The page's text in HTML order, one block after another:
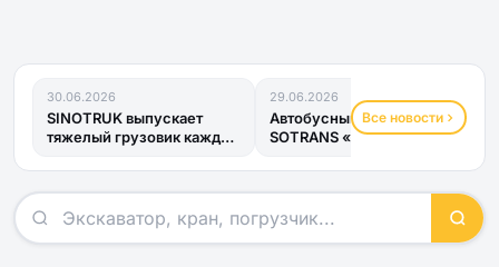
30.06.2026
SINOTRUK выпускает
тяжелый грузовик каждые
29.06.2026
Автобусный прицеп
SOTRANS «Хвост
и готов к...
Все новости